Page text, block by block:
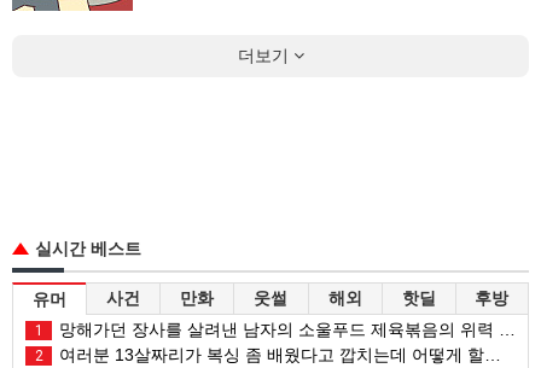
더보기
실시간 베스트
유머 사건 만화 웃썰 해외 핫딜 후방
1 망해가던 장사를 살려낸 남자의 소울푸드 제육볶음의 위력 ㅋㅋ
2 여러분 13살짜리가 복싱 좀 배웠다고 깝치는데 어떻게 할까요?